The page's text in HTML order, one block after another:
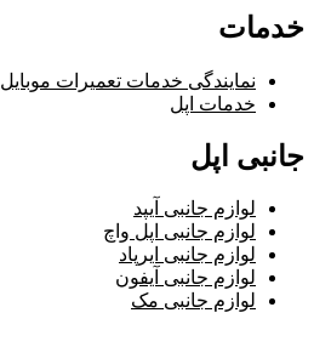
خدمات
نمایندگی خدمات تعمیرات موبایل
خدمات اپل
جانبی اپل
لوازم جانبی آیپد
لوازم جانبی اپل واچ
لوازم جانبی ایرپاد
لوازم جانبی آیفون
لوازم جانبی مک